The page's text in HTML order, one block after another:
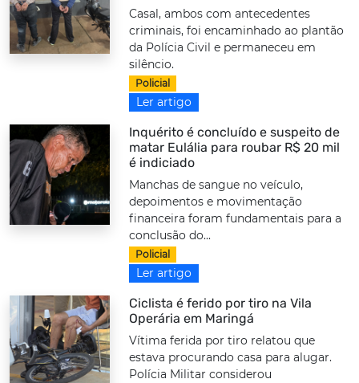
Casal, ambos com antecedentes
criminais, foi encaminhado ao plantão
da Polícia Civil e permaneceu em
silêncio.
Policial
Ler artigo
Inquérito é concluído e suspeito de
matar Eulália para roubar R$ 20 mil
é indiciado
Manchas de sangue no veículo,
depoimentos e movimentação
financeira foram fundamentais para a
conclusão do...
Policial
Ler artigo
Ciclista é ferido por tiro na Vila
Operária em Maringá
Vítima ferida por tiro relatou que
estava procurando casa para alugar.
Polícia Militar considerou